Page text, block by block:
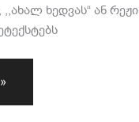
ხედვას“ ან